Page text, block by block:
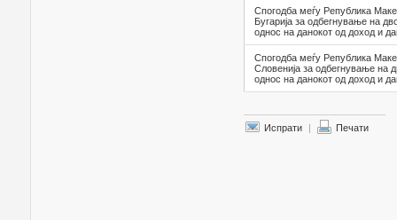
Спогодба меѓу Република
Бугарија за одбегнување на
однос на данокот од доход и
Спогодба меѓу Република
Словенија за одбегнување на
однос на данокот од доход и
Испрати | Печати